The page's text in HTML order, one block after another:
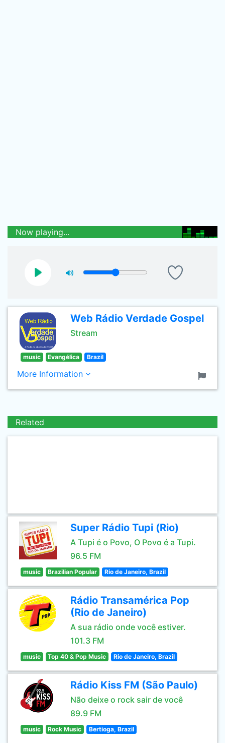
Now playing...
Web Rádio Verdade Gospel
Stream
music Evangélica Brazil
More Information
Related
Super Rádio Tupi (Rio)
A Tupi é o Povo, O Povo é a Tupi.
96.5 FM
music Brazilian Popular Rio de Janeiro, Brazil
Rádio Transamérica Pop
(Rio de Janeiro)
A sua rádio onde você estiver.
101.3 FM
music Top 40 & Pop Music Rio de Janeiro, Brazil
Rádio Kiss FM (São Paulo)
Não deixe o rock sair de você
89.9 FM
music Rock Music Bertioga, Brazil